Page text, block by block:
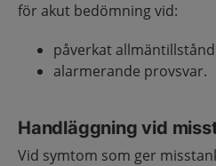
för akut bedömning vid:
påverkat allmäntillstånd
alarmerande provsvar.
Handläggning vid
Vid symtom som ger